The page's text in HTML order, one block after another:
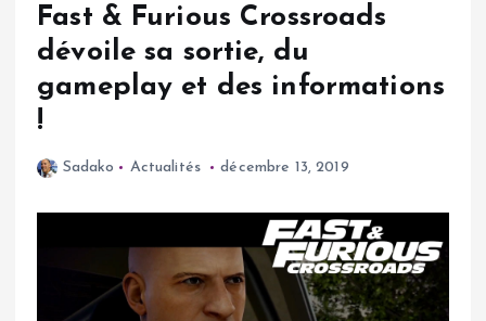
Fast & Furious Crossroads
dévoile sa sortie, du
gameplay et des informations
!
Sadako Actualités décembre 13, 2019